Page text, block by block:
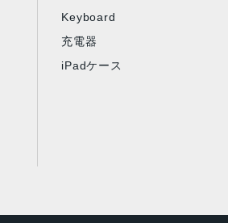
Keyboard
充電器
iPadケース